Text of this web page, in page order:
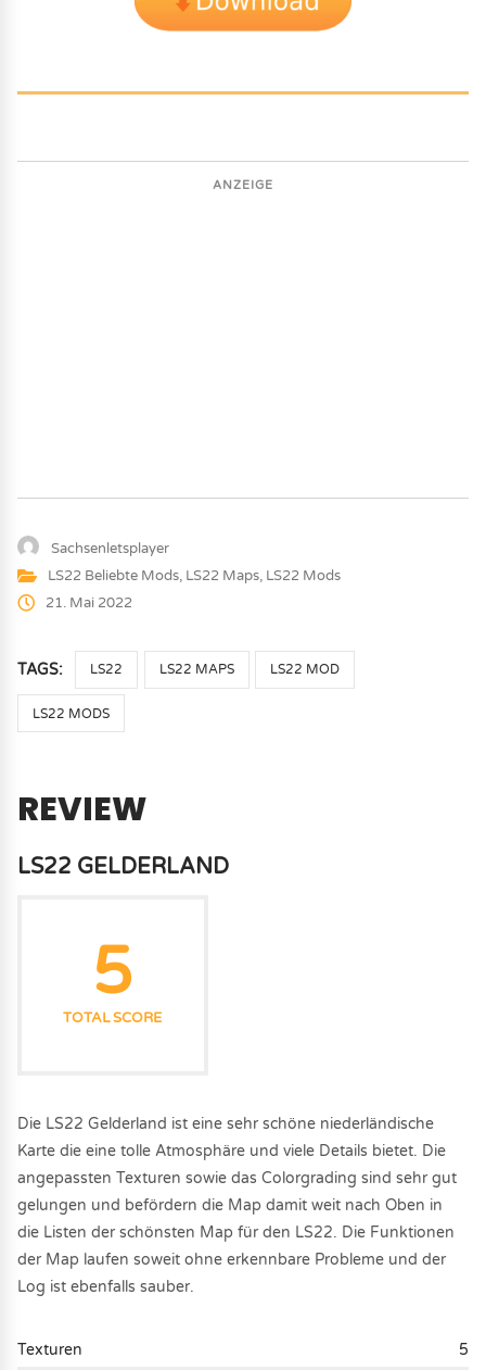
ANZEIGE
Sachsenletsplayer
LS22 Beliebte Mods, LS22 Maps, LS22 Mods
21. Mai 2022
TAGS: LS22 LS22 MAPS LS22 MOD
LS22 MODS
REVIEW
LS22 GELDERLAND
5
TOTAL SCORE
Die LS22 Gelderland ist eine sehr schöne niederländische
Karte die eine tolle Atmosphäre und viele Details bietet. Die
angepassten Texturen sowie das Colorgrading sind sehr gut
gelungen und befördern die Map damit weit nach Oben in
die Listen der schönsten Map für den LS22. Die Funktionen
der Map laufen soweit ohne erkennbare Probleme und der
Log ist ebenfalls sauber.
Texturen 5